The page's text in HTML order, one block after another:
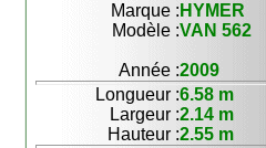
Marque : HYMER
Modèle :VAN 562
Année :2009
Longueur :6.58 m
Largeur :2.14 m
Hauteur :2.55 m